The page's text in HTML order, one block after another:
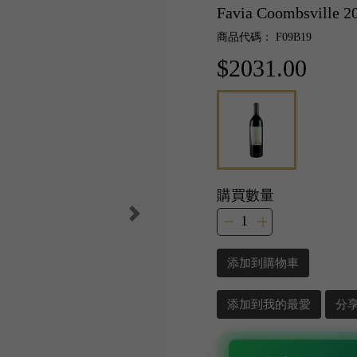
Favia Coombsville
商品代碼： F09B19
$2031.00
購買數量
添加到購物車
添加到我的最愛 分